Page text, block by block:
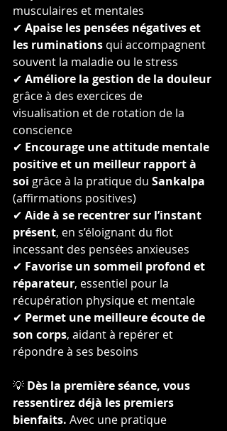
musculaires et mentales
✔ Apaise les pensées négatives et
les ruminations qui accompagnent
souvent la maladie ou le stress
✔ Améliore la gestion de la douleur
grâce à des exercices de
visualisation et de rotation de la
conscience
✔ Encourage une attitude mentale
positive et un meilleur rapport à
soi grâce à la pratique du Sankalpa
(affirmations positives)
✔ Aide à se recentrer sur l’instant
présent, en s’éloignant du flot
incessant des pensées anxieuses
✔ Favorise un sommeil profond et
réparateur, essentiel pour la
récupération physique et mentale
✔ Permet une meilleure écoute de
son corps, aidant à repérer et
répondre à ses besoins
💡 Dès la première séance, vous
ressentirez déjà les premiers
bienfaits. Avec une pratique